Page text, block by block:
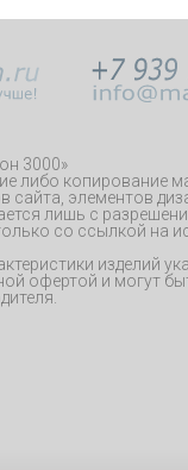
3000»
либо копирование
сайта, элементов
лишь с
со ссылкой на
изделий
офертой и могут